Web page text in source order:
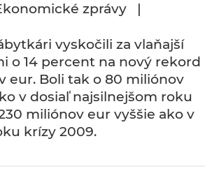
zprávy |
vyskočili za vlaňajší
o 14 percent na nový rekord
eur. Boli tak o 80 miliónov
v dosiaľ najsilnejšom roku
miliónov eur vyššie ako v
krízy 2009.